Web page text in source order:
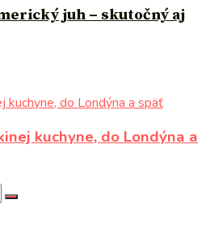
juh – skutočný aj
kuchyne, do Londýna a